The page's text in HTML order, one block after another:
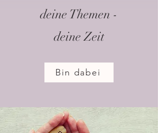
deine Themen -
deine Zeit
Bin dabei